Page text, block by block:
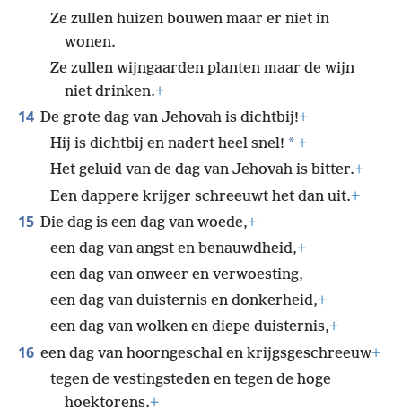
Ze zullen huizen bouwen maar er niet in
wonen.
Ze zullen wijngaarden planten maar de wijn
niet drinken.+
14 De grote dag van Jehovah is dichtbij!+
Hij is dichtbij en nadert heel snel! * +
Het geluid van de dag van Jehovah is bitter.+
Een dappere krijger schreeuwt het dan uit.+
15 Die dag is een dag van woede,+
een dag van angst en benauwdheid,+
een dag van onweer en verwoesting,
een dag van duisternis en donkerheid,+
een dag van wolken en diepe duisternis,+
16 een dag van hoorngeschal en krijgsgeschreeuw+
tegen de vestingsteden en tegen de hoge
hoektorens.+